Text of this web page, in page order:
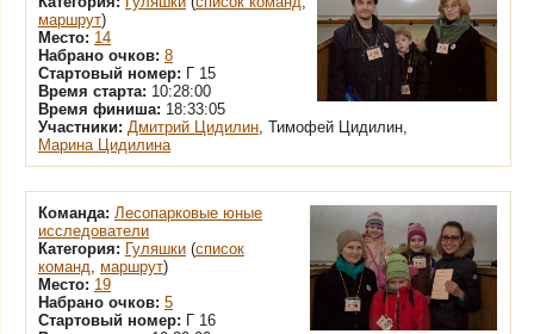
маршрут)
Место: 14
Набрано очков: 8
Стартовый номер: Г 15
Время старта: 10:28:00
Время финиша: 18:33:05
Участники: Дмитрий Цидилин, Тимофей Цидилин,
Марина Цидилина
Команда: Лесопарковые юные
исследователи
Категория: Гуляшки (список
команд, маршрут)
Место: 19
Набрано очков: 5
Стартовый номер: Г 16